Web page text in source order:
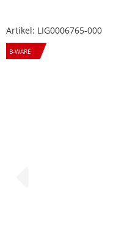
Artikel: LIG0006765-000
B-WARE